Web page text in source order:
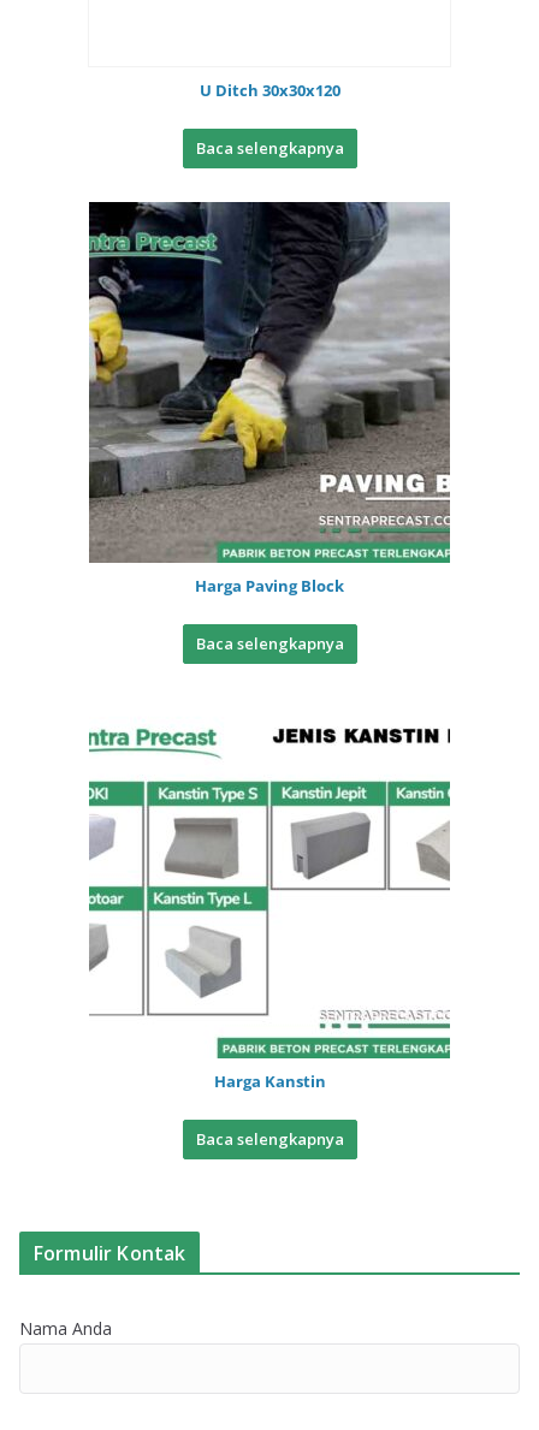
U Ditch 30x30x120
Baca selengkapnya
Harga Paving Block
Baca selengkapnya
Harga Kanstin
Baca selengkapnya
Formulir Kontak
Nama Anda